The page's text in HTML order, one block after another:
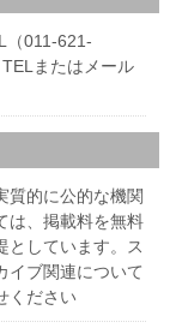
（011-621-
またはメール
質的に公的な機関
は、掲載料を無料
としています。ス
イブ関連について
ください